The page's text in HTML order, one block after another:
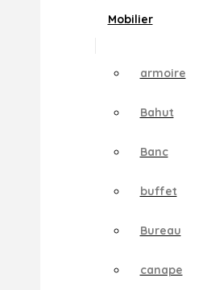
Mobilier
armoire
Bahut
Banc
buffet
Bureau
canape